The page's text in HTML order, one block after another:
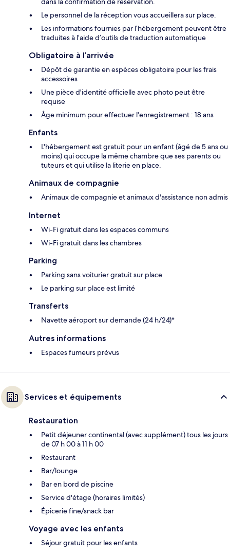
Le personnel de la réception vous accueillera sur place.
Les informations fournies par l’hébergement peuvent être
traduites à l’aide d’outils de traduction automatique
Obligatoire à l’arrivée
Dépôt de garantie en espèces obligatoire pour les frais
accessoires
Une pièce d'identité officielle avec photo peut être
requise
Âge minimum pour effectuer l'enregistrement : 18 ans
Enfants
L'hébergement est gratuit pour un enfant (âgé de 5 ans ou
moins) qui occupe la même chambre que ses parents ou
tuteurs et qui utilise la literie en place.
Animaux de compagnie
Animaux de compagnie et animaux d'assistance non admis
Internet
Wi-Fi gratuit dans les espaces communs
Wi-Fi gratuit dans les chambres
Parking
Parking sans voiturier gratuit sur place
Le parking sur place est limité
Transferts
Navette aéroport sur demande (24 h/24)*
Autres informations
Espaces fumeurs prévus
Services et équipements
Restauration
Petit déjeuner continental (avec supplément) tous les jours
de 07 h 00 à 11 h 00
Restaurant
Bar/lounge
Bar en bord de piscine
Service d'étage (horaires limités)
Épicerie fine/snack bar
Voyage avec les enfants
Séjour gratuit pour les enfants